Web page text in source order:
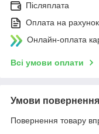
Післяплата
Оплата на рахунок
Онлайн-оплата
Всі умови оплати
Умови повернення
Повернення товару